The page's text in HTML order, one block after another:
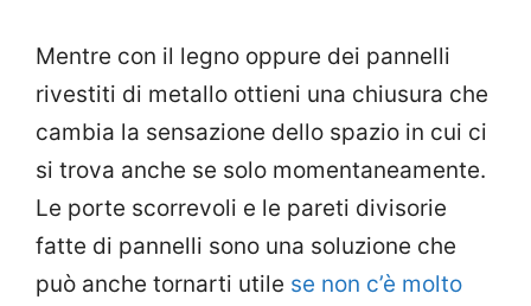
Mentre con il legno oppure dei pannelli
rivestiti di metallo ottieni una chiusura che
cambia la sensazione dello spazio in cui ci
si trova anche se solo momentaneamente.
Le porte scorrevoli e le pareti divisorie
fatte di pannelli sono una soluzione che
può anche tornarti utile se non c’è molto